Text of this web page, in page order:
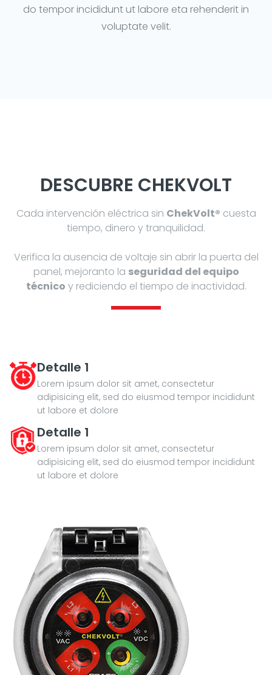
do tempor incididunt ut labore eta rehenderit in
voluptate velit.
DESCUBRE CHEKVOLT
Cada intervención eléctrica sin ChekVolt® cuesta
tiempo, dinero y tranquilidad.
Verifica la ausencia de voltaje sin abrir la puerta del
panel, mejoranto la seguridad del equipo
técnico y rediciendo el tiempo de inactividad.
Detalle 1
Lorem ipsum dolor sit amet, consectetur
adipisicing elit, sed do eiusmod tempor incididunt
ut labore et dolore
Detalle 1
Lorem ipsum dolor sit amet, consectetur
adipisicing elit, sed do eiusmod tempor incididunt
ut labore et dolore